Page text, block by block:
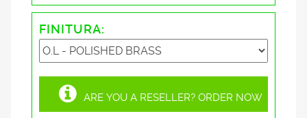
FINITURA:
ARE YOU A RESELLER? ORDER NOW